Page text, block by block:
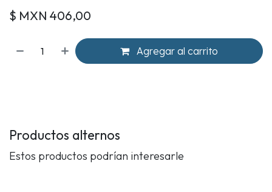
$ MXN 406,00
Agregar al carrito
Productos alternos
Estos productos podrían interesarle